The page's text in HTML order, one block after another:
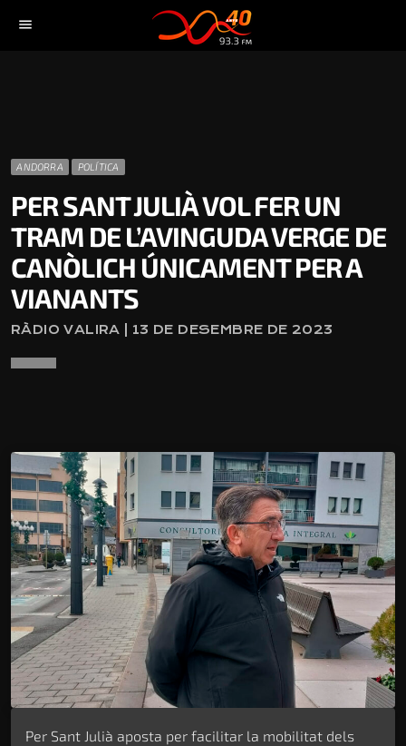
menu
ANDORRA POLÍTICA
PER SANT JULIÀ VOL FER UN
TRAM DE L’AVINGUDA VERGE DE
CANÒLICH ÚNICAMENT PER A
VIANANTS
RÀDIO VALIRA | 13 DE DESEMBRE DE 2023
Per Sant Julià aposta per facilitar la mobilitat dels